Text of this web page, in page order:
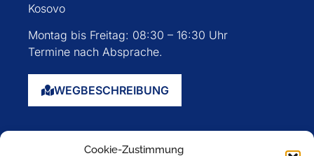
Cookie-Zustimmung
Kosovo
Montag bis Freitag: 08:30 – 16:30 Uhr
Termine nach Absprache.
WEGBESCHREIBUNG